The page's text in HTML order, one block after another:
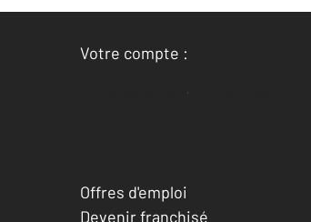
Votre compte :
Accéder à mon compte
Offres d'emploi
Devenir franchisé